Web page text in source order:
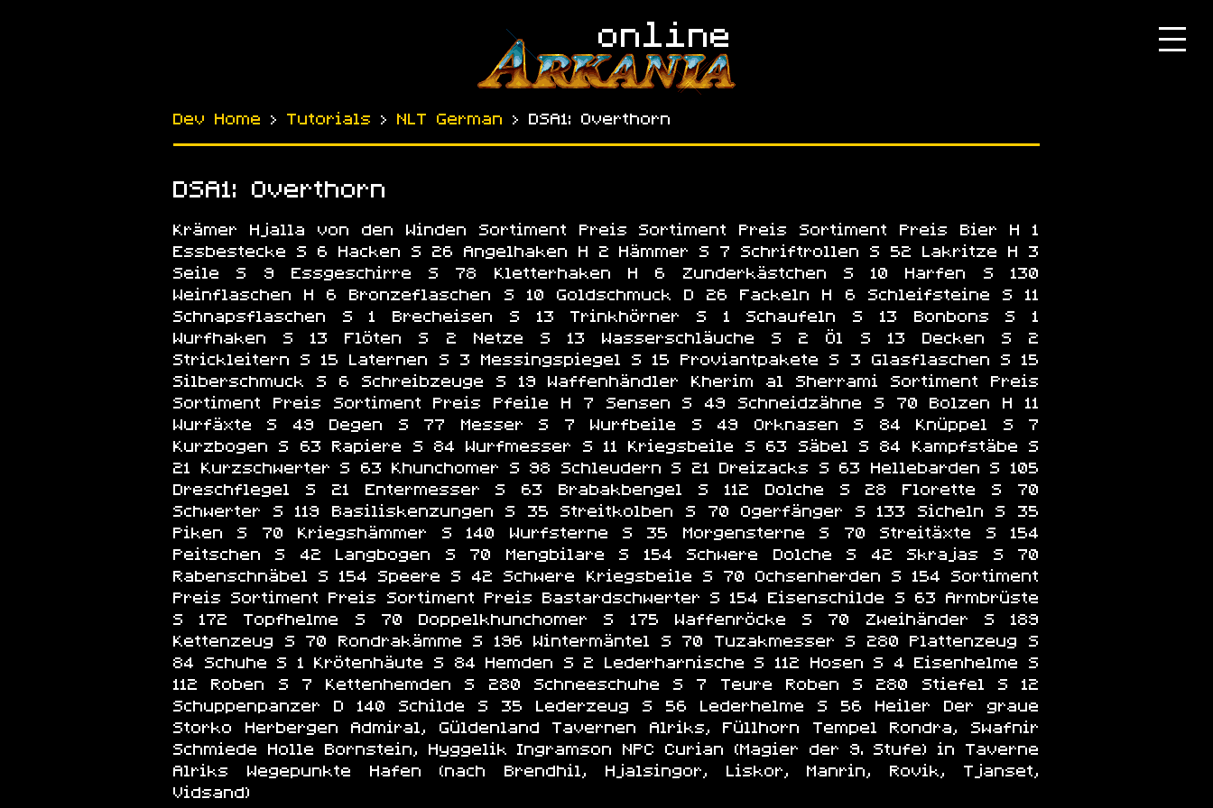
Dev Home › Tutorials › NLT German › DSA1: Overthorn
DSA1: Overthorn
Krämer Hjalla von den Winden Sortiment Preis Sortiment Preis Sortiment Preis Bier H 1
Essbestecke S 6 Hacken S 26 Angelhaken H 2 Hämmer S 7 Schriftrollen S 52 Lakritze H 3
Seile S 9 Essgeschirre S 78 Kletterhaken H 6 Zunderkästchen S 10 Harfen S 130
Weinflaschen H 6 Bronzeflaschen S 10 Goldschmuck D 26 Fackeln H 6 Schleifsteine S 11
Schnapsflaschen S 1 Brecheisen S 13 Trinkhörner S 1 Schaufeln S 13 Bonbons S 1
Wurfhaken S 13 Flöten S 2 Netze S 13 Wasserschläuche S 2 Öl S 13 Decken S 2
Strickleitern S 15 Laternen S 3 Messingspiegel S 15 Proviantpakete S 3 Glasflaschen S 15
Silberschmuck S 6 Schreibzeuge S 19 Waffenhändler Kherim al Sherrami Sortiment Preis
Sortiment Preis Sortiment Preis Pfeile H 7 Sensen S 49 Schneidzähne S 70 Bolzen H 11
Wurfäxte S 49 Degen S 77 Messer S 7 Wurfbeile S 49 Orknasen S 84 Knüppel S 7
Kurzbogen S 63 Rapiere S 84 Wurfmesser S 11 Kriegsbeile S 63 Säbel S 84 Kampfstäbe S
21 Kurzschwerter S 63 Khunchomer S 98 Schleudern S 21 Dreizacks S 63 Hellebarden S 105
Dreschflegel S 21 Entermesser S 63 Brabakbengel S 112 Dolche S 28 Florette S 70
Schwerter S 119 Basiliskenzungen S 35 Streitkolben S 70 Ogerfänger S 133 Sicheln S 35
Piken S 70 Kriegshämmer S 140 Wurfsterne S 35 Morgensterne S 70 Streitäxte S 154
Peitschen S 42 Langbogen S 70 Mengbilare S 154 Schwere Dolche S 42 Skrajas S 70
Rabenschnäbel S 154 Speere S 42 Schwere Kriegsbeile S 70 Ochsenherden S 154 Sortiment
Preis Sortiment Preis Sortiment Preis Bastardschwerter S 154 Eisenschilde S 63 Armbrüste
S 172 Topfhelme S 70 Doppelkhunchomer S 175 Waffenröcke S 70 Zweihänder S 189
Kettenzeug S 70 Rondrakämme S 196 Wintermäntel S 70 Tuzakmesser S 280 Plattenzeug S
84 Schuhe S 1 Krötenhäute S 84 Hemden S 2 Lederharnische S 112 Hosen S 4 Eisenhelme S
112 Roben S 7 Kettenhemden S 280 Schneeschuhe S 7 Teure Roben S 280 Stiefel S 12
Schuppenpanzer D 140 Schilde S 35 Lederzeug S 56 Lederhelme S 56 Heiler Der graue
Storko Herbergen Admiral, Güldenland Tavernen Alriks, Füllhorn Tempel Rondra, Swafnir
Schmiede Holle Bornstein, Hyggelik Ingramson NPC Curian (Magier der 9. Stufe) in Taverne
Alriks Wegepunkte Hafen (nach Brendhil, Hjalsingor, Liskor, Manrin, Rovik, Tjanset,
Vidsand)